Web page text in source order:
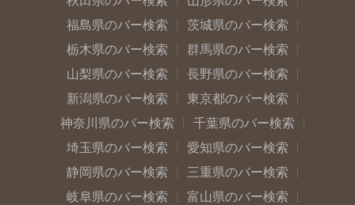
福島県のバー検索
茨城県のバー検索
栃木県のバー検索
群馬県のバー検索
山梨県のバー検索
長野県のバー検索
新潟県のバー検索
東京都のバー検索
神奈川県のバー検索
千葉県のバー検索
埼玉県のバー検索
愛知県のバー検索
静岡県のバー検索
三重県のバー検索
岐阜県のバー検索
富山県のバー検索